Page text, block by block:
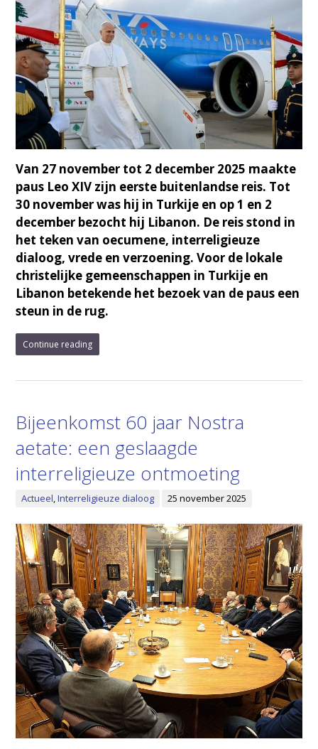
Van 27 november tot 2 december 2025 maakte
paus Leo XIV zijn eerste buitenlandse reis. Tot
30 november was hij in Turkije en op 1 en 2
december bezocht hij Libanon. De reis stond in
het teken van oecumene, interreligieuze
dialoog, vrede en verzoening. Voor de lokale
christelijke gemeenschappen in Turkije en
Libanon betekende het bezoek van de paus een
steun in de rug.
Continue reading
Bijeenkomst 60 jaar Nostra
aetate: een geslaagde
interreligieuze ontmoeting
Actueel,Interreligieuze dialoog 25 november 2025